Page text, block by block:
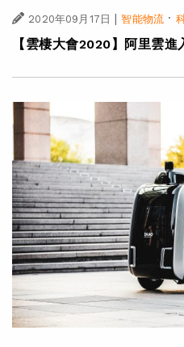
2020年09月17日 智能物流 ·
【雲棲大會2020】阿里雲